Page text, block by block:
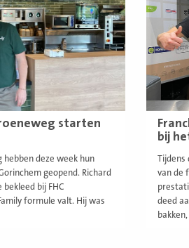
starten
hebben deze week hun
geopend. Richard
bij FHC
formule valt. Hij was
bij
Tijdens
van de
deed